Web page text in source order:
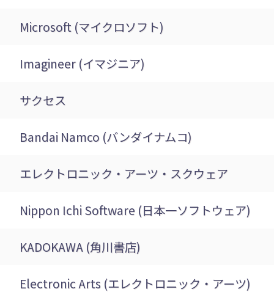
Microsoft (マイクロソフト)
Imagineer (イマジニア)
サクセス
Bandai Namco (バンダイナムコ)
エレクトロニック・アーツ・スクウェア
Nippon Ichi Software (日本一ソフトウェア)
KADOKAWA (角川書店)
Electronic Arts (エレクトロニック・アーツ)